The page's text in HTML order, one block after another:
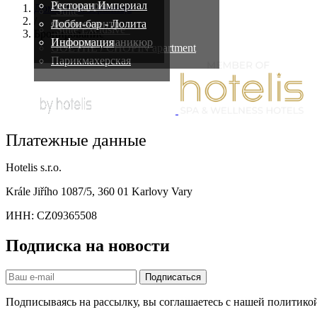
"Suite"
"Suite Exclusive"
GOETHE / CHOPIN apartment
Процедуры
Фитнес-центр
Педикюр и маникюр
Парикмахерская
Ресторан Империал
Лобби-бар - Лолита
Информация
Домашняя страница
Бронирование
Платежные данные
Hotelis s.r.o.
Krále Jiřího 1087/5, 360 01 Karlovy Vary
ИНН: CZ09365508
Подписка на новости
Подписаться
Подписываясь на рассылку, вы соглашаетесь с нашей